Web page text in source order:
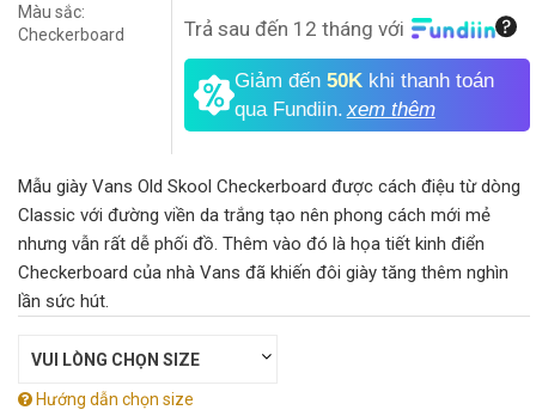
Màu sắc:
Checkerboard
Trả sau đến 12 tháng với
Giảm đến 50K khi thanh toán
qua Fundiin. xem thêm
Mẫu giày Vans Old Skool Checkerboard được cách điệu từ dòng
Classic với đường viền da trắng tạo nên phong cách mới mẻ
nhưng vẫn rất dễ phối đồ. Thêm vào đó là họa tiết kinh điển
Checkerboard của nhà Vans đã khiến đôi giày tăng thêm nghìn
lần sức hút.
Hướng dẫn chọn size